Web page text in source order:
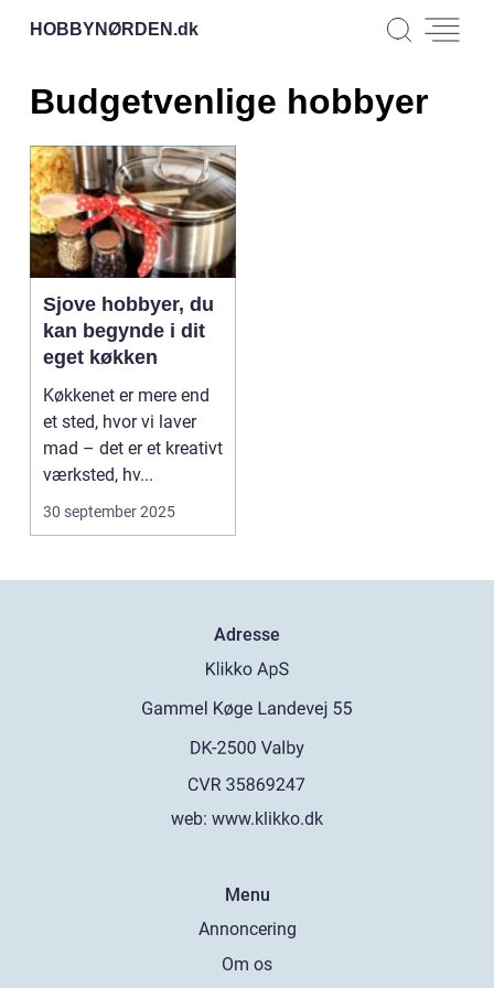
HOBBYNØRDEN.dk
Budgetvenlige hobbyer
Sjove hobbyer, du
kan begynde i dit
eget køkken
Køkkenet er mere end
et sted, hvor vi laver
mad – det er et kreativt
værksted, hv...
30 september 2025
Adresse
web: www.klikko.dk
Menu
Annoncering
Om os